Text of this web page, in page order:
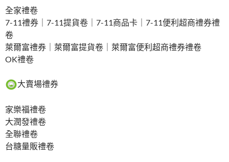
全家禮卷
7-11禮券｜7-11提貨卷｜7-11商品卡｜7-11便利超商禮券禮
卷
萊爾富禮券｜萊爾富提貨卷｜萊爾富便利超商禮券禮卷
OK禮卷
大賣場禮券
家樂福禮卷
大潤發禮卷
全聯禮卷
台糖量販禮卷